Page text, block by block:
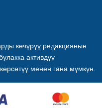
көчүрүү редакциянын
активдүү
менен гана мүмкүн.